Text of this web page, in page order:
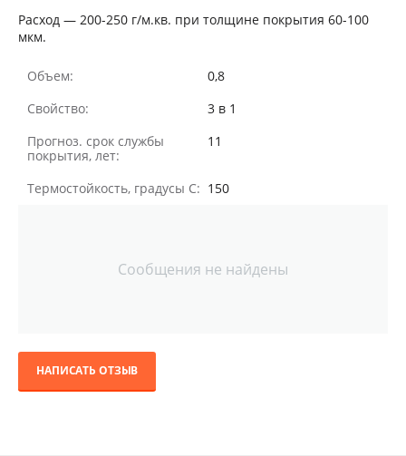
Расход — 200-250 г/м.кв. при толщине покрытия 60-100
мкм.
Объем:
0,8
Свойство:
3 в 1
Прогноз. срок службы
покрытия, лет:
11
Термостойкость, градусы С: 150
Сообщения не найдены
НАПИСАТЬ ОТЗЫВ